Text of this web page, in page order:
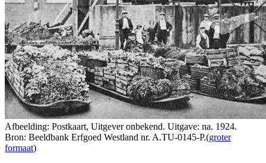
Afbeelding: Postkaart, Uitgever onbekend. Uitgave: na. 1924.
Bron: Beeldbank Erfgoed Westland nr. A.TU-0145-P.(groter
formaat)